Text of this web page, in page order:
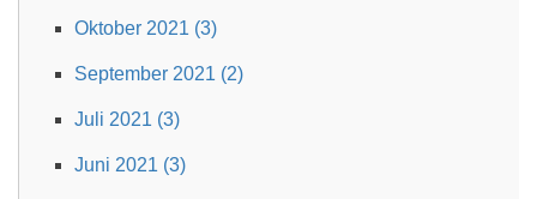
Oktober 2021 (3)
September 2021 (2)
Juli 2021 (3)
Juni 2021 (3)